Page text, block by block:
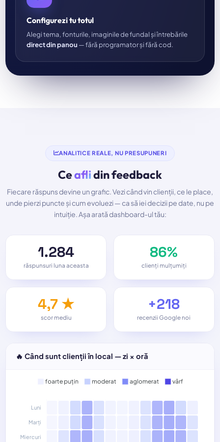
Configurezi tu totul
Alegi tema, fonturile, imaginile de fundal și întrebările
direct din panou — fără programator și fără cod.
ANALITICE REALE, NU PRESUPUNERI
Ceaflidin feedback
Fiecare răspuns devine un grafic. Vezi când vin clienții, ce le place,
unde pierzi puncte și cum evoluezi — ca să iei decizii pe date, nu pe
intuiție. Așa arată dashboard-ul tău:
1.284
răspunsuri luna aceasta
86%
clienți mulțumiți
4,7 ★
scor mediu
+218
recenzii Google noi
🔥 Când sunt clienții în local — zi × oră
Luni
Marți
Miercuri
foarte puțin moderat aglomerat vârf